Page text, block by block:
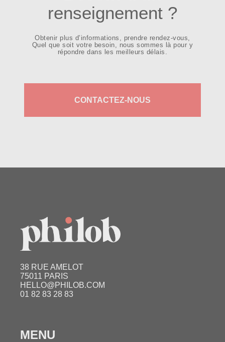
renseignement ?
Obtenir plus d’informations, prendre rendez-vous,
Quel que soit votre besoin, nous sommes là pour y
répondre dans les meilleurs délais.
CONTACTEZ-NOUS
38 RUE AMELOT
75011 PARIS
HELLO@PHILOB.COM
01 82 83 28 83
MENU